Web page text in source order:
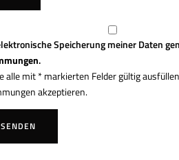
Speicherung meiner Daten
.
alle mit * markierten Felder gültig
akzeptieren.